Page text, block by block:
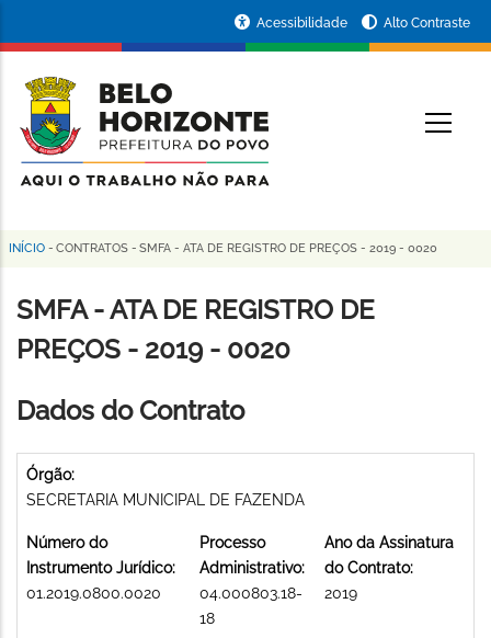
conteúdo
principal
da
Prefeitura
de
Horizonte
Acessibilidade Alto Contraste
Trilha
de
navegação
INÍCIO - CONTRATOS - SMFA - ATA DE REGISTRO DE PREÇOS - 2019 - 0020
SMFA - ATA DE REGISTRO DE
PREÇOS - 2019 - 0020
Dados do Contrato
Órgão:
SECRETARIA MUNICIPAL DE FAZENDA
Número do
Instrumento Jurídico:
01.2019.0800.0020
Processo
Administrativo:
04.000803.18-
18
Ano da Assinatura
do Contrato:
2019